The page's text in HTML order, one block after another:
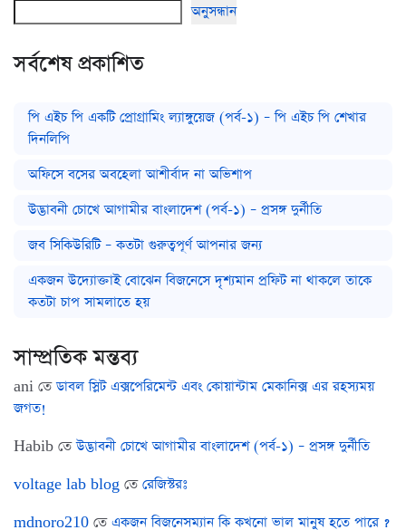
অনুসন্ধান
সর্বশেষ প্রকাশিত
পি এইচ পি একটি প্রোগ্রামিং ল্যাঙ্গুয়েজ (পর্ব-১) – পি এইচ পি শেখার
দিনলিপি
অফিসে বসের অবহেলা আশীর্বাদ না অভিশাপ
উদ্ভাবনী চোখে আগামীর বাংলাদেশ (পর্ব-১) – প্রসঙ্গ দুর্নীতি
জব সিকিউরিটি – কতটা গুরুত্বপূর্ণ আপনার জন্য
একজন উদ্যোক্তাই বোঝেন বিজনেসে দৃশ্যমান প্রফিট না থাকলে তাকে
কতটা চাপ সামলাতে হয়
সাম্প্রতিক মন্তব্য
ani তেডাবল স্লিট এক্সপেরিমেন্ট এবং কোয়ান্টাম মেকানিক্স এর রহস্যময়
জগত!
Habib তেউদ্ভাবনী চোখে আগামীর বাংলাদেশ (পর্ব-১) – প্রসঙ্গ দুর্নীতি
voltage lab blog তেরেজিস্টরঃ
mdnoro210 তেএকজন বিজনেসম্যান কি কখনো ভাল মানুষ হতে পারে ?